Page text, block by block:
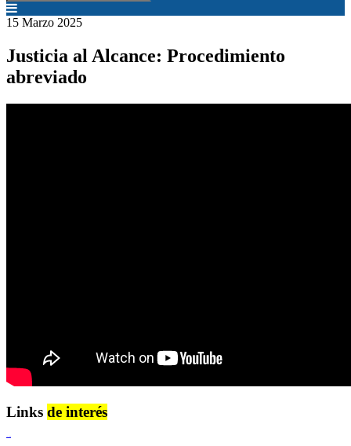
15 Marzo 2025
Justicia al Alcance: Procedimiento
abreviado
Links de interés